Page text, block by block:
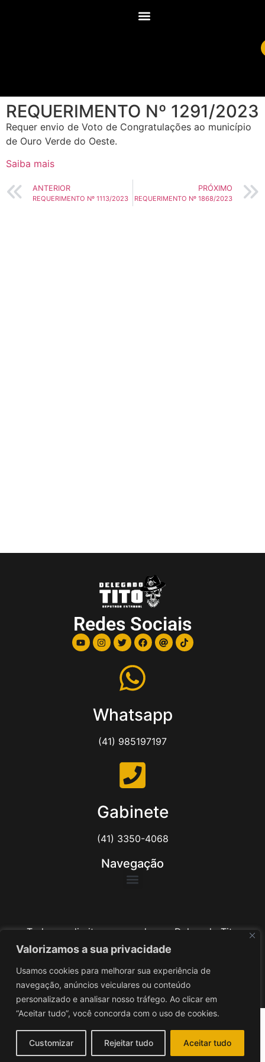
Valorizamos a sua privacidade
Usamos cookies para melhorar sua experiência de
navegação, anúncios veiculares ou conteúdo
personalizado e analisar nosso tráfego. Ao clicar em
“Aceitar tudo”, você concorda com o uso de cookies.
Customizar Rejeitar tudo Aceitar tudo
REQUERIMENTO Nº 1291/2023
Requer envio de Voto de Congratulações ao município
de Ouro Verde do Oeste.
Saiba mais
ANTERIOR
REQUERIMENTO Nº 1113/2023
PRÓXIMO
REQUERIMENTO Nº 1868/2023
Redes Sociais
Whatsapp
(41) 985197197
Gabinete
(41) 3350-4068
Navegação
Todos os direitos reservados ao Delegado Tito
Barichello
Desenvolvido poriv3